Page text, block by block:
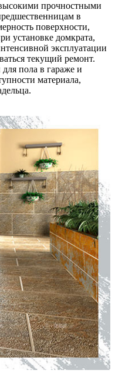
прочностными
в
поверхности,
установке домкрата,
эксплуатации
текущий ремонт.
пола в гараже и
материала,